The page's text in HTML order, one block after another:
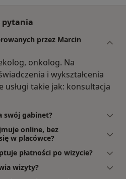
pytania
przez Marcin
onkolog. Na
i wykształcenia
usługi takie jak: konsultacja
swój gabinet?
online, bez
w placówce?
płatności po wizycie?
wizyty?